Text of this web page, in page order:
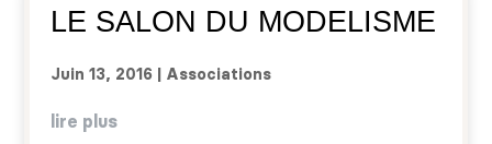
LE SALON DU MODELISME
Juin 13, 2016 Associations
lire plus